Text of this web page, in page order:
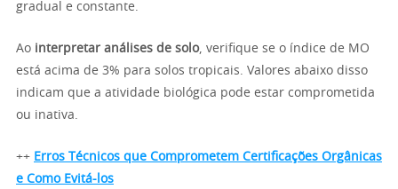
gradual e constante.
Ao interpretar análises de solo, verifique se o índice de MO
está acima de 3% para solos tropicais. Valores abaixo disso
indicam que a atividade biológica pode estar comprometida
ou inativa.
++ Erros Técnicos que Comprometem Certificações Orgânicas
e Como Evitá-los